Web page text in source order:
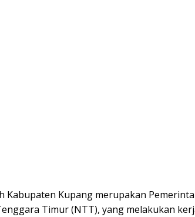
Kabupaten Kupang merupakan
Timur (NTT), yang melakukan